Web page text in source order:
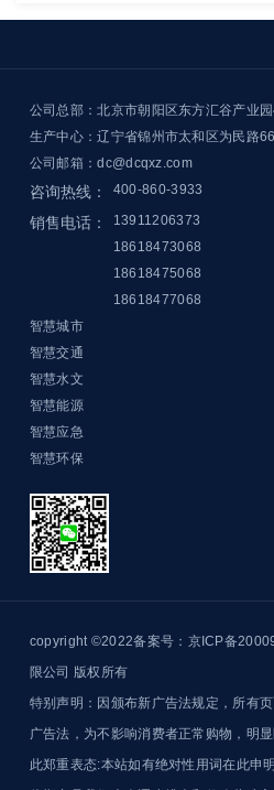
公司总部：北京市朝阳区东方汇谷产业
生产中心：辽宁省锦州市太和区为民路
公司邮箱：dc@dcqxz.com
咨询热线： 400-860-3933
销售电话：
13911206373
18618473068
18618475068
18618477068
智慧城市
智慧交通
智慧水文
智慧能源
智慧应急
智慧环保
copyright ©2022备案号：京ICP备
限公司 版权所有
特别声明：因颁布新广告法规定，所有
广告法，为不影响消费者正常购物，明
此郑重表态:本站如有绝对性用词在此申